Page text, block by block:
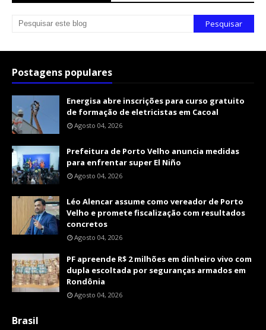
Postagens populares
Energisa abre inscrições para curso gratuito
de formação de eletricistas em Cacoal
Agosto 04, 2026
Prefeitura de Porto Velho anuncia medidas
para enfrentar super El Niño
Agosto 04, 2026
Léo Alencar assume como vereador de Porto
Velho e promete fiscalização com resultados
concretos
Agosto 04, 2026
PF apreende R$ 2 milhões em dinheiro vivo com
dupla escoltada por seguranças armados em
Rondônia
Agosto 04, 2026
Brasil